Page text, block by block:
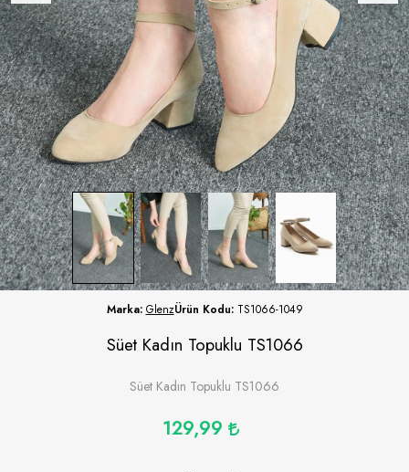
Marka: GlenzÜrün Kodu: TS1066-1049
Süet Kadın Topuklu TS1066
Süet Kadın Topuklu TS1066
129,99